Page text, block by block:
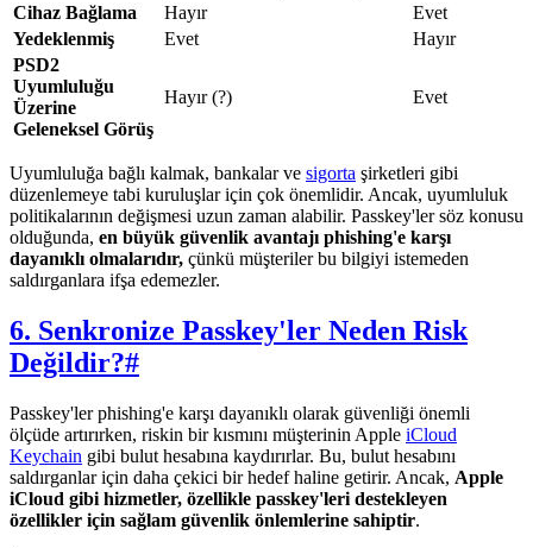
Cihaz Bağlama Hayır
Evet
Yedeklenmiş
Evet
Hayır
PSD2
Uyumluluğu
Üzerine
Geleneksel Görüş
Hayır (?) Evet
Uyumluluğa bağlı kalmak, bankalar ve sigorta şirketleri gibi
düzenlemeye tabi kuruluşlar için çok önemlidir. Ancak, uyumluluk
politikalarının değişmesi uzun zaman alabilir. Passkey'ler söz konusu
olduğunda, en büyük güvenlik avantajı phishing'e karşı
dayanıklı olmalarıdır, çünkü müşteriler bu bilgiyi istemeden
saldırganlara ifşa edemezler.
6. Senkronize Passkey'ler Neden Risk
Değildir?#
Passkey'ler phishing'e karşı dayanıklı olarak güvenliği önemli
ölçüde artırırken, riskin bir kısmını müşterinin Apple iCloud
Keychain gibi bulut hesabına kaydırırlar. Bu, bulut hesabını
saldırganlar için daha çekici bir hedef haline getirir. Ancak, Apple
iCloud gibi hizmetler, özellikle passkey'leri destekleyen
özellikler için sağlam güvenlik önlemlerine sahiptir.